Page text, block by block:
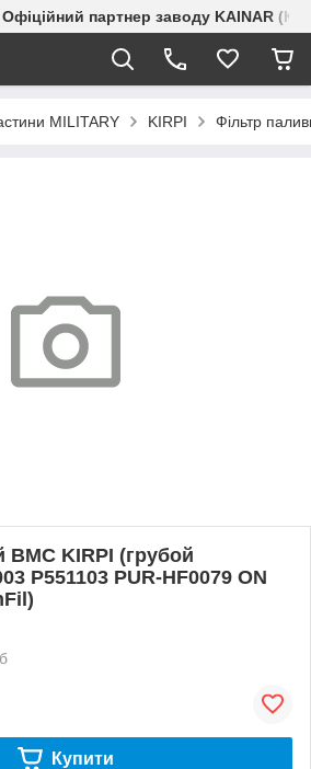
партнер заводу KAINAR
MILITARY KIRPI Фільтр
BMC KIRPI (грубой
P551103 PUR-HF0079 ON
Купити